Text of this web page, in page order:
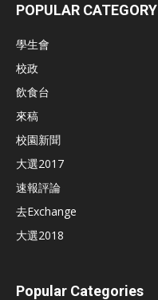
POPULAR CATEGORY
學生會
校政
飲食台
來稿
校園新聞
大選2017
速報評論
去Exchange
大選2018
Popular Categories